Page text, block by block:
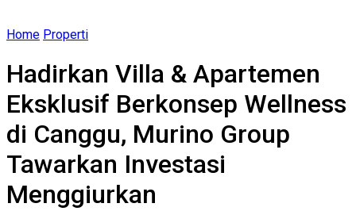
Home Properti
Hadirkan Villa & Apartemen
Eksklusif Berkonsep Wellness
di Canggu, Murino Group
Tawarkan Investasi
Menggiurkan